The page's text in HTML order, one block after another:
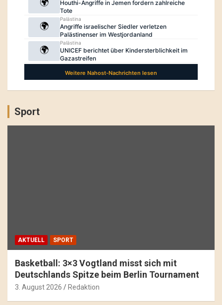
Sport
AKTUELL SPORT
Basketball: 3×3 Vogtland misst sich mit
Deutschlands Spitze beim Berlin Tournament
3. August 2026 Redaktion